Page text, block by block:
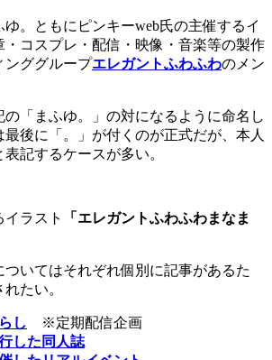
ゆ。ともにピンキーweb氏の主催するイ
・コスプレ・配信・映像・音楽等の製作
ンググループエレガントふわふわのメン
「まふゆ。」の対になるように命名し
後に「。」が付くのが正式だが、本人
記するケースが多い。
イラスト
「エレガントふわふわまなま
いてはそれぞれ個別に記事があるた
たい。
し
※定期配信企画
した同人誌